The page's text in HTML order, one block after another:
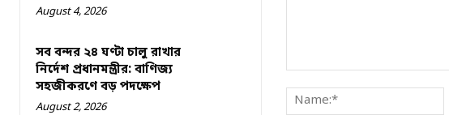
August 4, 2026
সব বন্দর ২৪ ঘণ্টা চালু রাখার
নির্দেশ প্রধানমন্ত্রীর: বাণিজ্য
সহজীকরণে বড় পদক্ষেপ
August 2, 2026